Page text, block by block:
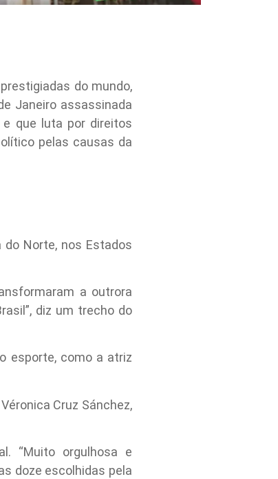
do mundo,
Janeiro assassinada
que luta por direitos
pelas causas da
do Norte, nos Estados
a outrora
diz um trecho do
esporte, como a atriz
Cruz Sánchez,
“Muito orgulhosa e
doze escolhidas pela